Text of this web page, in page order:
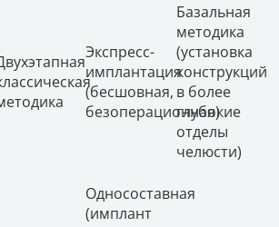
Экспресс-
имплантация
(бесшовная,
безоперационная)
Базальная
методика
(установка
конструкций
в более
глубокие
отделы
челюсти)
Односоставная
(имплант